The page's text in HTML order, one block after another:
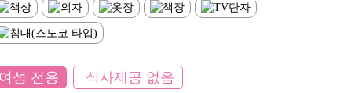
성 전용 식사제공 없음